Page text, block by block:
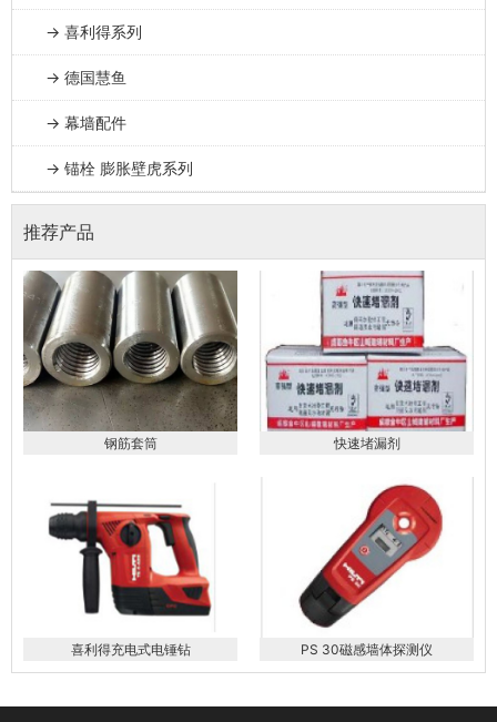
→ 喜利得系列
→ 德国慧鱼
→ 幕墙配件
→ 锚栓 膨胀壁虎系列
推荐产品
钢筋套筒 快速堵漏剂
喜利得充电式电锤钻 PS 30磁感墙体探测仪